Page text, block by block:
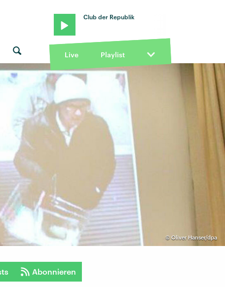
Club der Republik
Live Playlist
© Oliver Hanser/dpa
Abonnieren